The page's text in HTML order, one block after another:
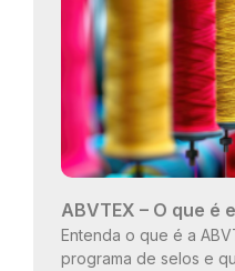
ABVTEX – O que é
Entenda o que é a
programa de selos e